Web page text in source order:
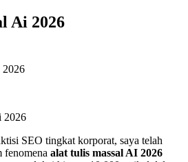
Ai 2026
2026
2026
SEO tingkat korporat, saya telah
fenomena alat tulis massal AI 2026